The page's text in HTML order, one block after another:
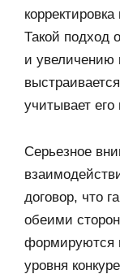
Такой подход
и увеличению
учитывает
Серьезное
договор, что
обеими
формируются
уровня